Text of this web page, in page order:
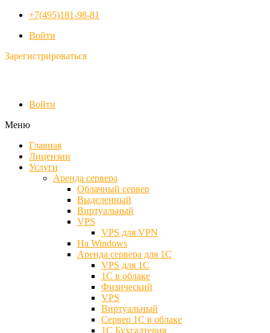
+7(495)181-98-81
Войти
Зарегистрироваться
Войти
Меню
Главная
Лицензии
Услуги
Аренда сервера
Облачный сервер
Выделенный
Виртуальный
VPS
VPS для VPN
На Windows
Аренда сервера для 1С
VPS для 1С
1С в облаке
Физический
VPS
Виртуальный
Сервер 1С в облаке
1С Бухгалтерия